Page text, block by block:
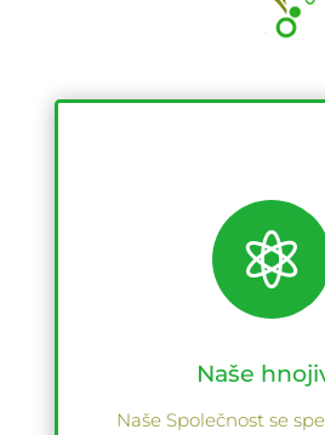

Naše
Naše Společnost se